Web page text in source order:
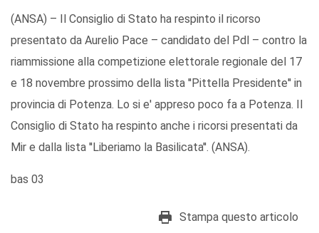
(ANSA) – Il Consiglio di Stato ha respinto il ricorso
presentato da Aurelio Pace – candidato del Pdl – contro la
riammissione alla competizione elettorale regionale del 17
e 18 novembre prossimo della lista ''Pittella Presidente'' in
provincia di Potenza. Lo si e' appreso poco fa a Potenza. Il
Consiglio di Stato ha respinto anche i ricorsi presentati da
Mir e dalla lista ''Liberiamo la Basilicata''. (ANSA).
bas 03
Stampa questo articolo